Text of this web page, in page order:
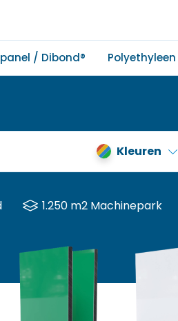
/ Dibond® Polyethyleen
Kleuren
1.250 m2 Machinepark